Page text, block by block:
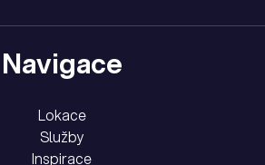
Navigace
Lokace
Služby
Inspirace